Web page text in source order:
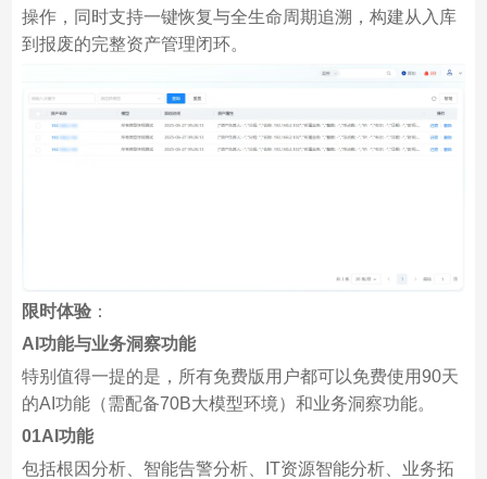
操作，同时支持一键恢复与全生命周期追溯，构建从入库
到报废的完整资产管理闭环。
限时体验：
AI功能与业务洞察功能
特别值得一提的是，所有免费版用户都可以免费使用90天
的AI功能（需配备70B大模型环境）和业务洞察功能。
01AI功能
包括根因分析、智能告警分析、IT资源智能分析、业务拓